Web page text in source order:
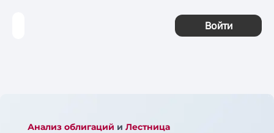
Войти
Анализ облигаций и Лестница